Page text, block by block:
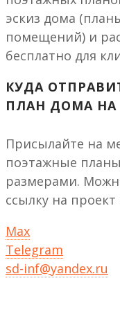
эскиз дома
помещений) и
бесплатно для
КУДА
ПЛАН ДОМА НА
Присылайте на
поэтажные
размерами.
ссылку на
Max
Telegram
sd-inf@yandex.ru